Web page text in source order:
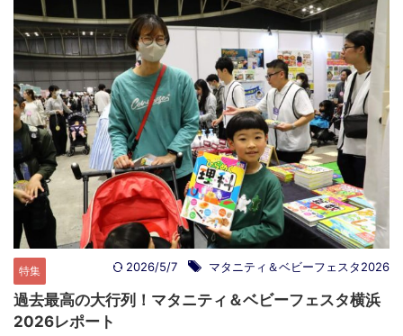
特集 2026/5/7 マタニティ＆ベビーフェスタ2026
過去最高の大行列！マタニティ＆ベビーフェスタ横浜
2026レポート